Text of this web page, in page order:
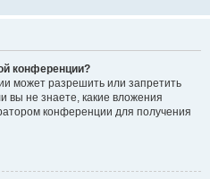
конференции?
может разрешить или запретить
не знаете, какие вложения
конференции для получения